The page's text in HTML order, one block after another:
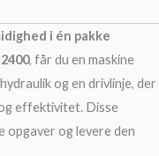
i én pakke
, får du en maskine
og en drivlinje, der
effektivitet. Disse
og levere den